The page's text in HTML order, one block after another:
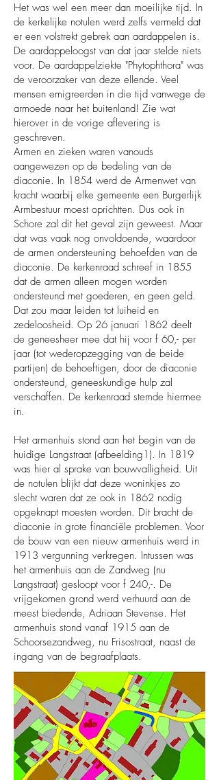
Het was wel een meer dan moeilijke tijd. In
de kerkelijke notulen werd zelfs vermeld dat
er een volstrekt gebrek aan aardappelen is.
De aardappeloogst van dat jaar stelde niets
voor. De aardappelziekte "Phytophthora" was
de veroorzaker van deze ellende. Veel
mensen emigreerden in die tijd vanwege de
armoede naar het buitenland! Zie wat
hierover in de vorige aflevering is
geschreven.
Armen en zieken waren vanouds
aangewezen op de bedeling van de
diaconie. In 1854 werd de Armenwet van
kracht waarbij elke gemeente een Burgerlijk
Armbestuur moest oprichtten. Dus ook in
Schore zal dit het geval zijn geweest. Maar
dat was vaak nog onvoldoende, waardoor
de armen ondersteuning behoefden van de
diaconie. De kerkenraad schreef in 1855
dat de armen alleen mogen worden
ondersteund met goederen, en geen geld.
Dat zou maar leiden tot luiheid en
zedeloosheid. Op 26 januari 1862 deelt
de geneesheer mee dat hij voor f 60,- per
jaar (tot wederopzegging van de beide
partijen) de behoeftigen, door de diaconie
ondersteund, geneeskundige hulp zal
verschaffen. De kerkenraad stemde hiermee
in.
Het armenhuis stond aan het begin van de
huidige Langstraat (afbeelding1). In 1819
was hier al sprake van bouwvalligheid. Uit
de notulen blijkt dat deze woninkjes zo
slecht waren dat ze ook in 1862 nodig
opgeknapt moesten worden. Dit bracht de
diaconie in grote financiële problemen. Voor
de bouw van een nieuw armenhuis werd in
1913 vergunning verkregen. Intussen was
het armenhuis aan de Zandweg (nu
Langstraat) gesloopt voor f 240,-. De
vrijgekomen grond werd verhuurd aan de
meest biedende, Adriaan Stevense. Het
armenhuis stond vanaf 1915 aan de
Schoorsezandweg, nu Frisostraat, naast de
ingang van de begraafplaats.